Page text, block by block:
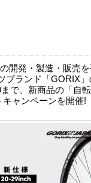
開発・製造・販売
ブランド「GORIX
で、新商品の「自
ャンペーンを開催!